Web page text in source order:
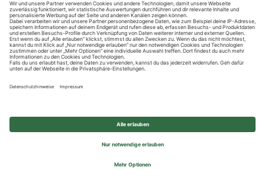
Datenschutzhinweise
Impressum
Privatsphäre-Einstellungen
© 2026 REWE Group - All rights reserved